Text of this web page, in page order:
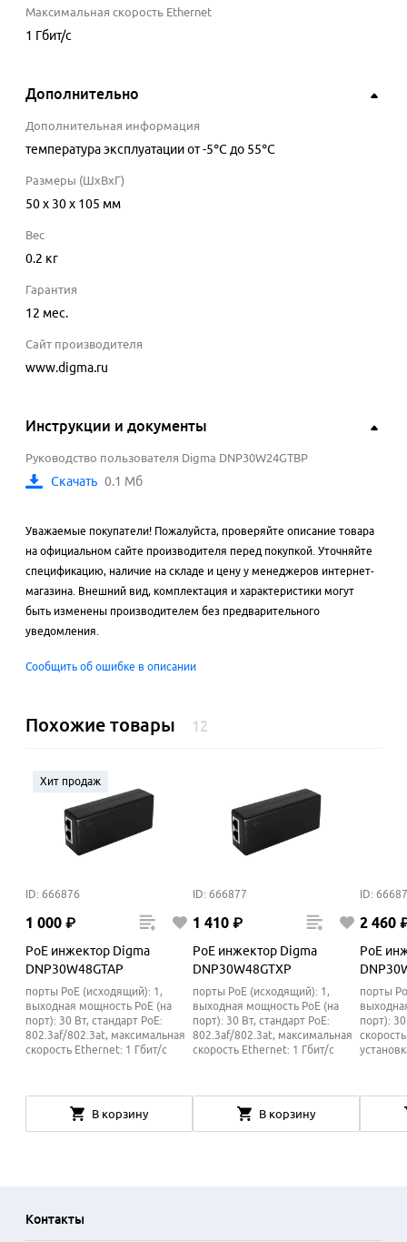
Максимальная скорость Ethernet
1 Гбит/с
Дополнительно
Дополнительная информация
температура эксплуатации от -5°C до 55°C
Размеры (ШхВхГ)
50 x 30 x 105 мм
Вес
0.2 кг
Гарантия
12 мес.
Сайт производителя
www.digma.ru
Инструкции и документы
Руководство пользователя Digma DNP30W24GTBP
Скачать 0.1 Мб
Уважаемые покупатели! Пожалуйста, проверяйте описание товара
на официальном сайте производителя перед покупкой. Уточняйте
спецификацию, наличие на складе и цену у менеджеров интернет-
магазина. Внешний вид, комплектация и характеристики могут
быть изменены производителем без предварительного
уведомления.
Сообщить об ошибке в описании
Похожие товары 12
Хит продаж
ID: 666876
1 000 ₽
PoE инжектор Digma
DNP30W48GTAP
порты PoE (исходящий): 1,
выходная мощность PoE (на
порт): 30 Вт, стандарт PoE:
802.3af/802.3at, максимальная
скорость Ethernet: 1 Гбит/с
В корзину
ID: 666877
1 410 ₽
PoE инжектор Digma
DNP30W48GTXP
порты PoE (исходящий): 1,
выходная мощность PoE (на
порт): 30 Вт, стандарт PoE:
802.3af/802.3at, максимальная
скорость Ethernet: 1 Гбит/с
В корзину
ID:
2 460
PoE
порты
порт):
Контакты